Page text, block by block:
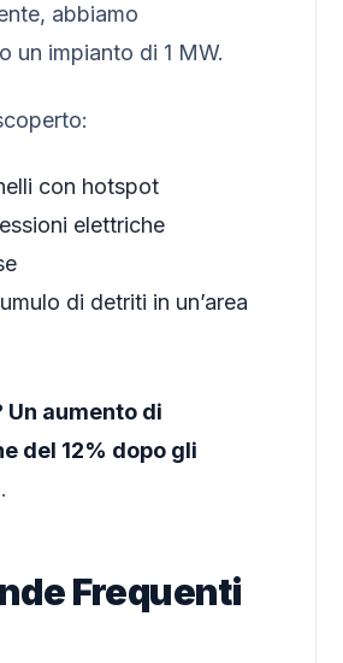
abbiamo
un impianto di 1 MW.
con hotspot
elettriche
di detriti in un’area
Un aumento di
del 12% dopo gli
.
Frequenti